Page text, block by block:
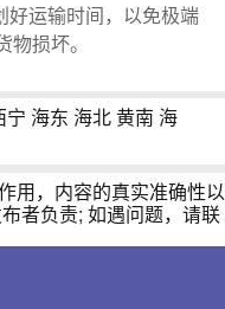
好运输时间，以免极端
损坏。
宁 海东 海北黄南 海
用，内容的真实准确性以
者负责; 如遇问题，请联
流网